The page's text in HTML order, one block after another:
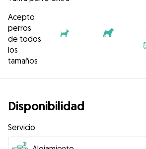
Acepto
perros
de todos
los
tamaños
Disponibilidad
Servicio